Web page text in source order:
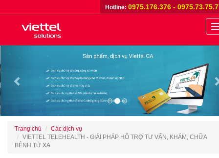
Hotline: 0975.176.376 -
Trang chủ
Các dịch vụ
VIETTEL TELEHEALTH - GIẢI PHÁP HỖ TRỢ TƯ VẤN, KHÁM, CHỮA
BỆNH TỪ XA